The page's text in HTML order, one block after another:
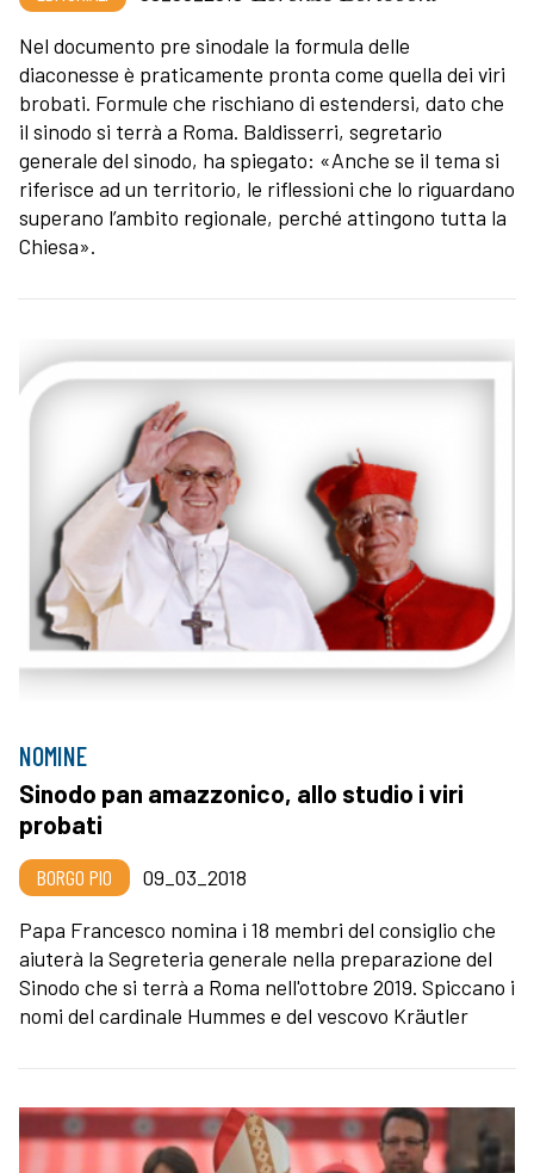
Nel documento pre sinodale la formula delle
diaconesse è praticamente pronta come quella dei viri
brobati. Formule che rischiano di estendersi, dato che
il sinodo si terrà a Roma. Baldisserri, segretario
generale del sinodo, ha spiegato: «Anche se il tema si
riferisce ad un territorio, le riflessioni che lo riguardano
superano l’ambito regionale, perché attingono tutta la
Chiesa».
NOMINE
Sinodo pan amazzonico, allo studio i viri
probati
BORGO PIO
09_03_2018
Papa Francesco nomina i 18 membri del consiglio che
aiuterà la Segreteria generale nella preparazione del
Sinodo che si terrà a Roma nell'ottobre 2019. Spiccano i
nomi del cardinale Hummes e del vescovo Kräutler